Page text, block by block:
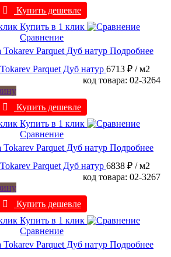
Купить дешевле
Купить в 1 клик
Сравнение
Подробнее
Parquet Дуб натур 6713 ₽ / м2
код товара: 02-3264
Купить дешевле
Купить в 1 клик
Сравнение
Подробнее
Parquet Дуб натур 6838 ₽ / м2
код товара: 02-3267
Купить дешевле
Купить в 1 клик
Сравнение
Подробнее